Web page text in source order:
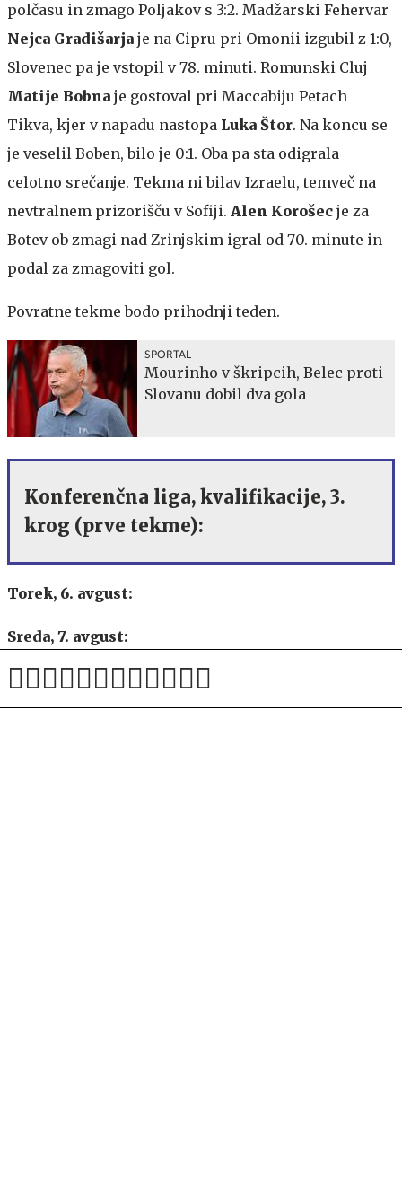
polčasu in zmago Poljakov s 3:2. Madžarski Fehervar
Nejca Gradišarja je na Cipru pri Omonii izgubil z 1:0,
Slovenec pa je vstopil v 78. minuti. Romunski Cluj
Matije Bobna je gostoval pri Maccabiju Petach
Tikva, kjer v napadu nastopa Luka Štor. Na koncu se
je veselil Boben, bilo je 0:1. Oba pa sta odigrala
celotno srečanje. Tekma ni bilav Izraelu, temveč na
nevtralnem prizorišču v Sofiji. Alen Korošec je za
Botev ob zmagi nad Zrinjskim igral od 70. minute in
podal za zmagoviti gol.
Povratne tekme bodo prihodnji teden.
SPORTAL
Mourinho v škripcih, Belec proti
Slovanu dobil dva gola
Konferenčna liga, kvalifikacije, 3.
krog (prve tekme):
Torek, 6. avgust:
Sreda, 7. avgust: